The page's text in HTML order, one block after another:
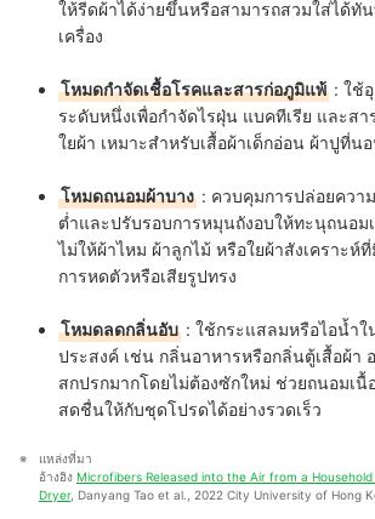
ให้รีดผ้าได้ง่ายขึ้นหรือสามารถสวมใส่ได้ทั
เครื่อง
โหมดกำจัดเชื้อโรคและสารก่อภูมิแพ้ : ใช้
ระดับหนึ่งเพื่อกำจัดไรฝุ่น แบคทีเรีย และส
ใยผ้า เหมาะสำหรับเสื้อผ้าเด็กอ่อน ผ้าปูที่น
โหมดถนอมผ้าบาง : ควบคุมการปล่อยควา
ต่ำและปรับรอบการหมุนถังอบให้ทะนุถนอม
ไม่ให้ผ้าไหม ผ้าลูกไม้ หรือใยผ้าสังเคราะห์
การหดตัวหรือเสียรูปทรง
โหมดลดกลิ่นอับ : ใช้กระแสลมหรือไอน้ำ
ประสงค์ เช่น กลิ่นอาหารหรือกลิ่นตู้เสื้อผ้า
สกปรกมากโดยไม่ต้องซักใหม่ ช่วยถนอมเ
สดชื่นให้กับชุดโปรดได้อย่างรวดเร็ว
แหล่งที่มา
อ้างอิง Microfibers Released into the Air from a Household
Dryer, Danyang Tao et al., 2022 City University of Hong